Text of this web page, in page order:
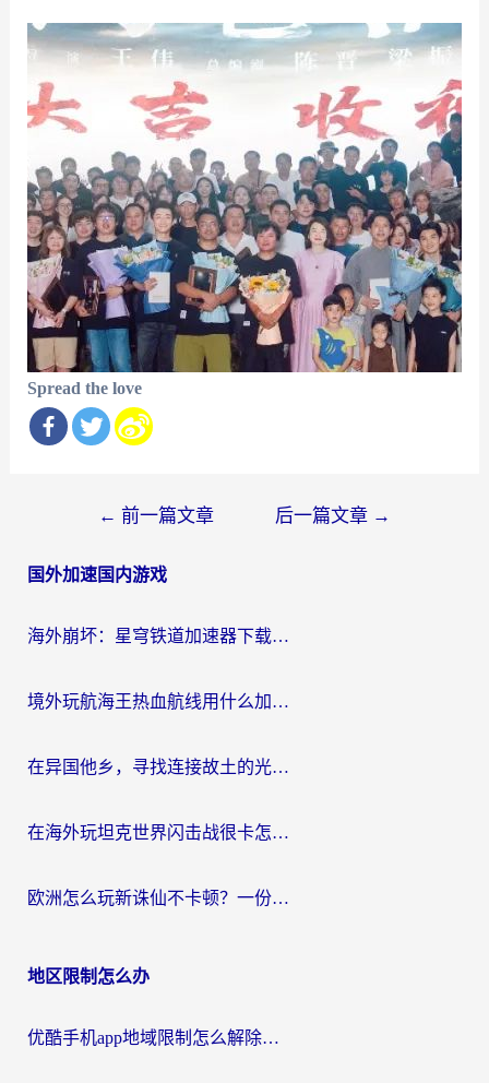
Spread the love
导
← 前一篇文章 后一篇文章 →
国外加速国内游戏
海外崩坏：星穹铁道加速器下载安装：一份给游子的终极网络指南
境外玩航海王热血航线用什么加速器？2026海外玩家实测最优方案（附欧洲问道堡垒前线加速技巧）
在异国他乡，寻找连接故土的光明大陆免费加速器
在海外玩坦克世界闪击战很卡怎么办？老玩家亲测有效的加速器选择指南
欧洲怎么玩新诛仙不卡顿？一份给海外游子的国服游戏畅玩指南
地区限制怎么办
优酷手机app地域限制怎么解除？海外党亲测有效的追剧方案